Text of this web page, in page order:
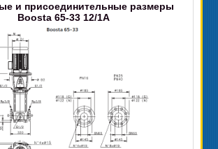
и присоединительные размеры
Boosta 65-33 12/1А